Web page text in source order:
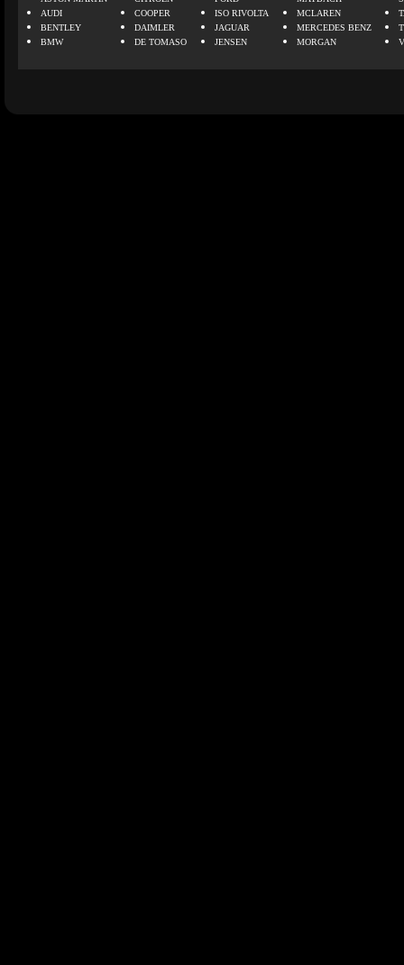
AUDI
BENTLEY
BMW
COOPER
DAIMLER
DE TOMASO
ISO RIVOLTA
JAGUAR
JENSEN
MCLAREN
MERCEDES BENZ
MORGAN